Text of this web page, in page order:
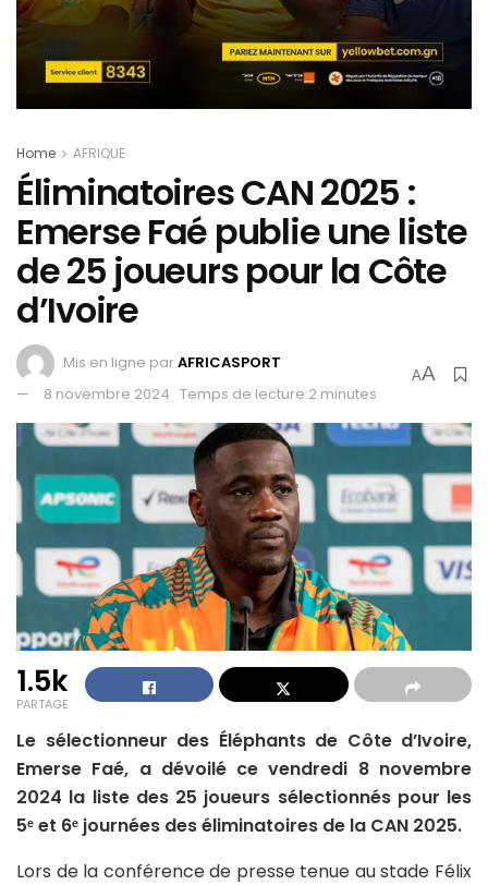
Home AFRIQUE
Éliminatoires CAN 2025 :
Emerse Faé publie une liste
de 25 joueurs pour la Côte
d’Ivoire
Mis en ligne parAFRICASPORT
8 novembre 2024 Temps de lecture:2 minutes
AA
1.5k
PARTAGE
Le sélectionneur des Éléphants de Côte d’Ivoire,
Emerse Faé, a dévoilé ce vendredi 8 novembre
2024 la liste des 25 joueurs sélectionnés pour les
5ᵉ et 6ᵉ journées des éliminatoires de la CAN 2025.
Lors de la conférence de presse tenue au stade Félix